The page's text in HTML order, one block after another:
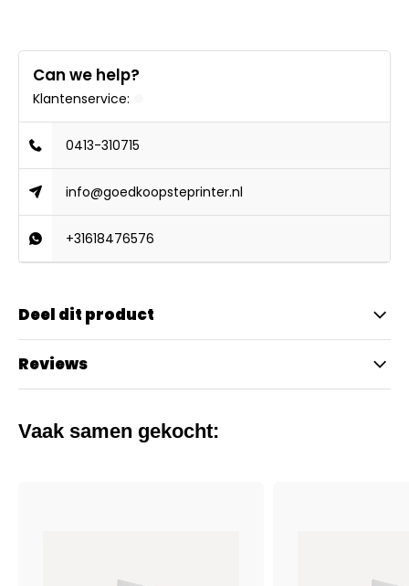
Can we help?
Klantenservice:
0413-310715
info@goedkoopsteprinter.nl
+31618476576
Deel dit product
Reviews
Vaak samen gekocht: